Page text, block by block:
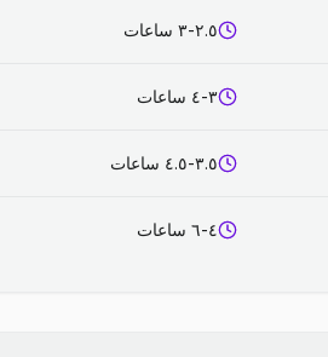
٢.٥-٣ ساعات
٣-٤ ساعات
٣.٥-٤.٥ ساعات
٤-٦ ساعات